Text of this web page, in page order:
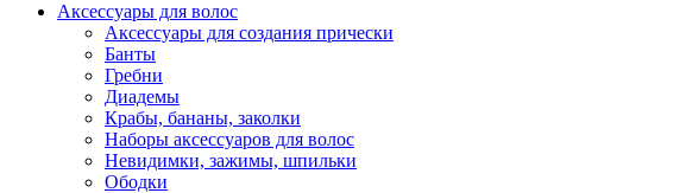
Аксессуары для волос
Аксессуары для создания прически
Банты
Гребни
Диадемы
Крабы, бананы, заколки
Наборы аксессуаров для волос
Невидимки, зажимы, шпильки
Ободки